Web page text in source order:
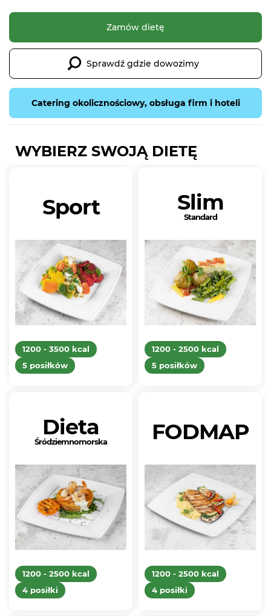
Zamów dietę
Sprawdź gdzie dowozimy
Catering okolicznościowy, obsługa firm i hoteli
WYBIERZ SWOJĄ DIETĘ
Sport
5 posiłków
1200 - 3500 kcal
Slim
Standard
5 posiłków
1200 - 2500 kcal
Dieta
Śródziemnomorska
4 posiłki
1200 - 2500 kcal
FODMAP
4 posiłki
1200 - 2500 kcal